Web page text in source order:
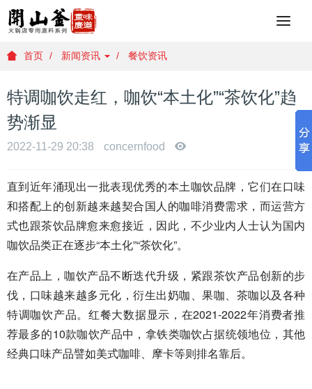
重
底
料
批
火
锅
底
家
，
重
庆
火
首页 新闻资讯 餐饮资讯
特调咖饮走红，咖饮“本土化”“茶饮化”趋
势渐显
2022-11-29 20:38 concernfood
直到近年涌现出一批表现优秀的本土咖饮品牌，它们在口味
和搭配上的创新越来越契合国人的咖啡消费需求，而运营方
式也跟茶饮品牌愈来愈接近，因此，不少业内人士认为国内
咖饮品类正在逐步“本土化”“茶饮化”。
在产品上，咖饮产品不断迭代升级，紧跟茶饮产品创新的步
伐，口味越来越多元化，衍生出奶咖、果咖、茶咖以及各种
特调咖饮产品。红餐大数据显示，在2021-2022年消费者推
荐最多的10款咖饮产品中，拿铁类咖饮占据统领地位，其他
经典口味产品譬如美式咖啡、摩卡等则排名靠后。